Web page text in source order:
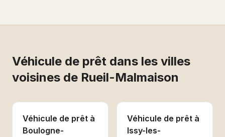
Véhicule de prêt dans les villes
voisines de Rueil-Malmaison
Véhicule de prêt à
Boulogne-
Véhicule de prêt à
Issy-les-